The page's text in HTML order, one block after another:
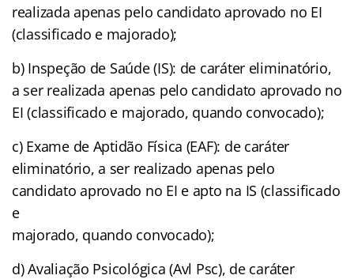
realizada apenas pelo candidato aprovado no EI
(classificado e majorado);
b) Inspeção de Saúde (IS): de caráter eliminatório,
a ser realizada apenas pelo candidato aprovado no
EI (classificado e majorado, quando convocado);
c) Exame de Aptidão Física (EAF): de caráter
eliminatório, a ser realizado apenas pelo
candidato aprovado no EI e apto na IS (classificado
e
majorado, quando convocado);
d) Avaliação Psicológica (Avl Psc), de caráter